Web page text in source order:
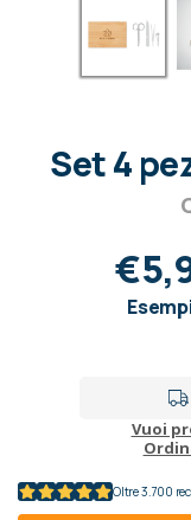
Set 4
Vuoi
Oltre 3.700